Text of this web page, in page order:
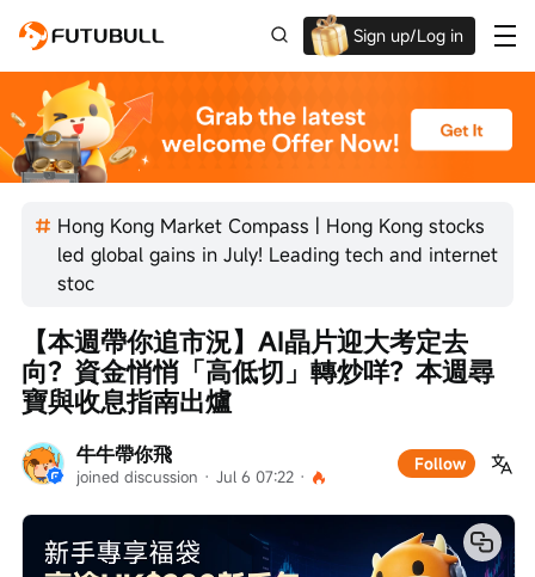
Sign up/Log in
Up to $1,600 Welcome Rewards!
Hong Kong Market Compass | Hong Kong stocks
led global gains in July! Leading tech and internet
stoc
牛牛帶你飛
joined discussion · Jul 6 07:22 ·
Follow
【本週帶你追市況】AI晶片迎大考定去
向？資金悄悄「高低切」轉炒咩？本週尋
寶與收息指南出爐